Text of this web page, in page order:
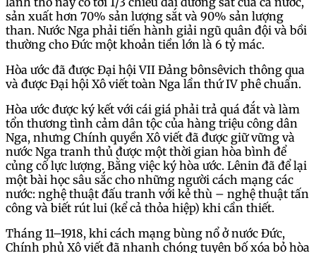
sản xuất hơn 70% sản lượng sắt và 90% sản lượng
than. Nước Nga phải tiến hành giải ngũ quân đội và bồi
thường cho Đức một khoản tiền lớn là 6 tỷ mác.
Hòa ước đã được Đại hội VII Đảng bônsêvich thông qua
và được Đại hội Xô viết toàn Nga lần thứ IV phê chuẩn.
Hòa ước được ký kết với cái giá phải trả quá đắt và làm
tổn thương tình cảm dân tộc của hàng triệu công dân
Nga, nhưng Chính quyền Xô viết đã được giữ vững và
nước Nga tranh thủ được một thời gian hòa bình để
củng cố lực lượng. Bằng việc ký hòa ước. Lênin đã để lại
một bài học sâu sắc cho những người cách mạng các
nước: nghệ thuật đấu tranh với kẻ thù – nghệ thuật tấn
công và biết rút lui (kể cả thỏa hiệp) khi cần thiết.
Tháng 11–1918, khi cách mạng bùng nổ ở nước Đức,
Chính phủ Xô viết đã nhanh chóng tuyên bố xóa bỏ hòa